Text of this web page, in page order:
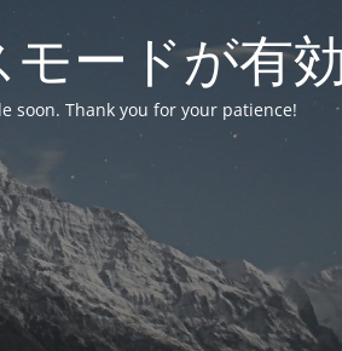
ードが有
soon. Thank you for your patience!